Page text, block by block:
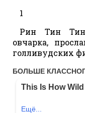
1
Рин Тин Тин
овчарка,
голливудских